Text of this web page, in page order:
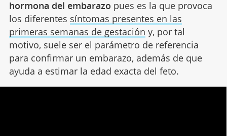
hormona del embarazo pues es la que provoca
los diferentes síntomas presentes en las
primeras semanas de gestación y, por tal
motivo, suele ser el parámetro de referencia
para confirmar un embarazo, además de que
ayuda a estimar la edad exacta del feto.